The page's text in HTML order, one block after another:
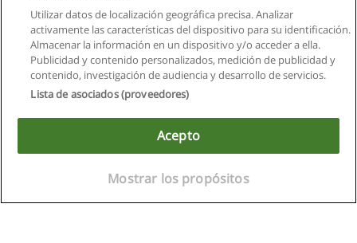
Reglas de uso
Privacidad de datos
Copyright © Educaedu Business S.L. - CIF : B-95610580: -
www.educaedu.com.ec
Utilizar datos de localización geográfica precisa. Analizar
activamente las características del dispositivo para su identificación.
Almacenar la información en un dispositivo y/o acceder a ella.
Publicidad y contenido personalizados, medición de publicidad y
contenido, investigación de audiencia y desarrollo de servicios.
Lista de asociados (proveedores)
Acepto
Mostrar los propósitos